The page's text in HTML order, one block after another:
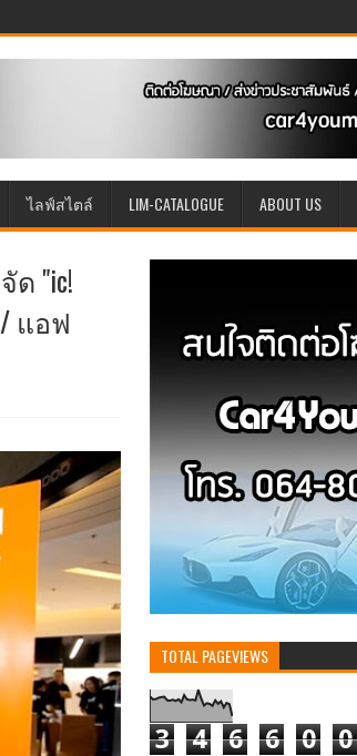
ไลฟ์สไตล์ LIM-CATALOGUE ABOUT US
ด "ic!
แอฟ
TOTAL PAGEVIEWS
3 4 6 6 0 0